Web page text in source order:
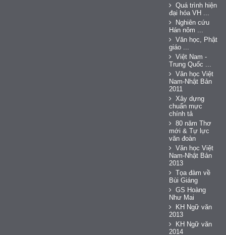
Quá trình hiện
đại hóa VH ...
Nghiên cứu
Hán nôm ...
Văn học, Phật
giáo ...
Việt Nam -
Trung Quốc ...
Văn học Việt
Nam-Nhật Bản
2011
Xây dựng
chuẩn mực
chính tả
80 năm Thơ
mới & Tự lực
văn đoàn
Văn học Việt
Nam-Nhật Bản
2013
Tọa đàm về
Bùi Giáng
GS Hoàng
Như Mai
KH Ngữ văn
2013
KH Ngữ văn
2014